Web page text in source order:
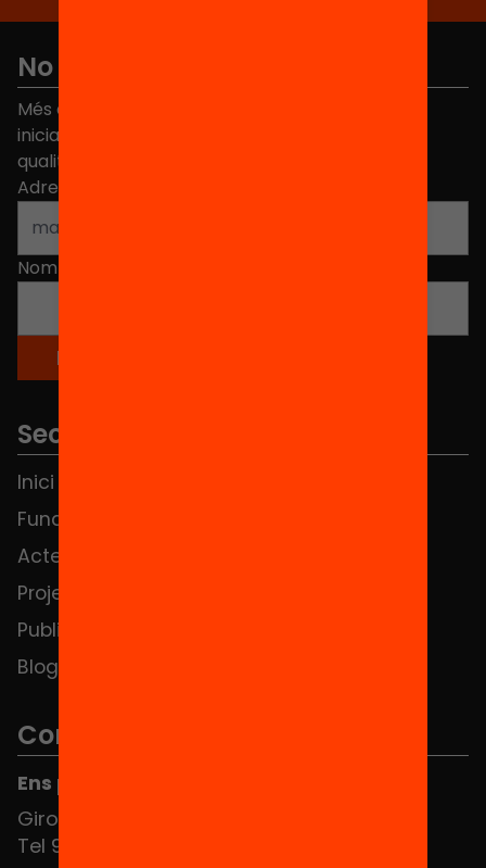
No et perdis res
Més de 40.000 persones ja han triat Equitat. Rep
iniciatives, propostes i projectes per millorar la
qualitat de l'educació a Catalunya.
Adreça electrònica
Nom
Seccions
Inici
Fundació
Actes
Projectes
Publicacions i vídeos
Blog
Contacte
Ens pots trobar al Hub Social
Girona 34, interior 08010 Barcelona
Tel 934 588 700